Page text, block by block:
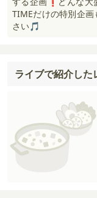
TIMEだけの特別企
さい🎵
ライブで紹介した